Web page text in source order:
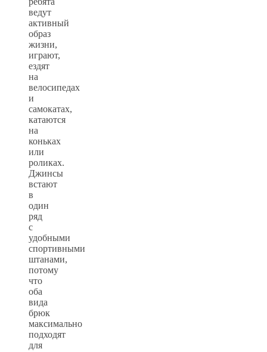
ведут
активный
образ
жизни,
играют,
ездят
на
велосипедах
и
самокатах,
катаются
на
коньках
или
роликах.
Джинсы
встают
в
один
ряд
с
удобными
спортивными
штанами,
потому
что
оба
вида
брюк
максимально
подходят
для